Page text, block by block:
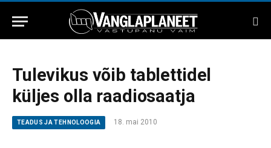
Tulevikus võib tablettidel
küljes olla raadiosaatja
TEADUS JA TEHNOLOOGIA 18. mai 2010